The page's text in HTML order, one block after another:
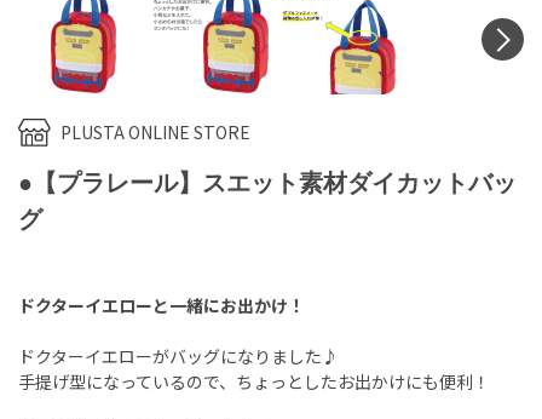
PLUSTA ONLINE STORE
●【プラレール】スエット素材ダイカットバッ
グ
ドクターイエローと一緒にお出かけ！
ドクターイエローがバッグになりました♪
手提げ型になっているので、ちょっとしたお出かけにも便利！